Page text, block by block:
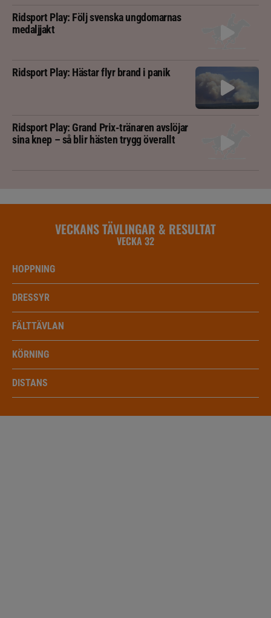
Ridsport Play: Följ svenska ungdomarnas
medaljjakt
Ridsport Play: Hästar flyr brand i panik
Ridsport Play: Grand Prix-tränaren avslöjar
sina knep – så blir hästen trygg överallt
VECKANS TÄVLINGAR & RESULTAT
VECKA 32
HOPPNING
DRESSYR
FÄLTTÄVLAN
KÖRNING
DISTANS